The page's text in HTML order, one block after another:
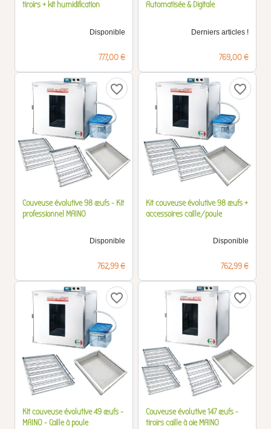
tiroirs + kit humidification
Disponible
Prix
777,00 €
Automatisée & Digitale
Derniers articles !
Prix
769,00 €
favorite_border
Couveuse évolutive 98 œufs - Kit
professionnel MAINO
Disponible
Prix
762,99 €
favorite_border
Kit couveuse évolutive 98 œufs +
accessoires caille/poule
Disponible
Prix
762,99 €
favorite_border
Kit couveuse évolutive 49 œufs -
MAINO - Caille à poule
favorite_border
Couveuse évolutive 147 œufs -
tiroirs caille à oie MAINO